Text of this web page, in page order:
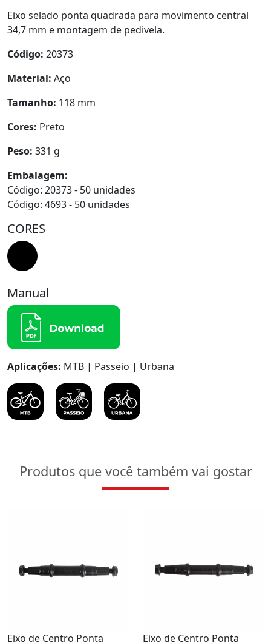
Eixo selado ponta quadrada para movimento central
34,7 mm e montagem de pedivela.
Código: 20373
Material: Aço
Tamanho: 118 mm
Cores: Preto
Peso: 331 g
Embalagem:
Código: 20373 - 50 unidades
Código: 4693 - 50 unidades
CORES
Manual
Aplicações: MTB | Passeio | Urbana
Produtos que você também vai gostar
Eixo de Centro Ponta
Eixo de Centro Ponta